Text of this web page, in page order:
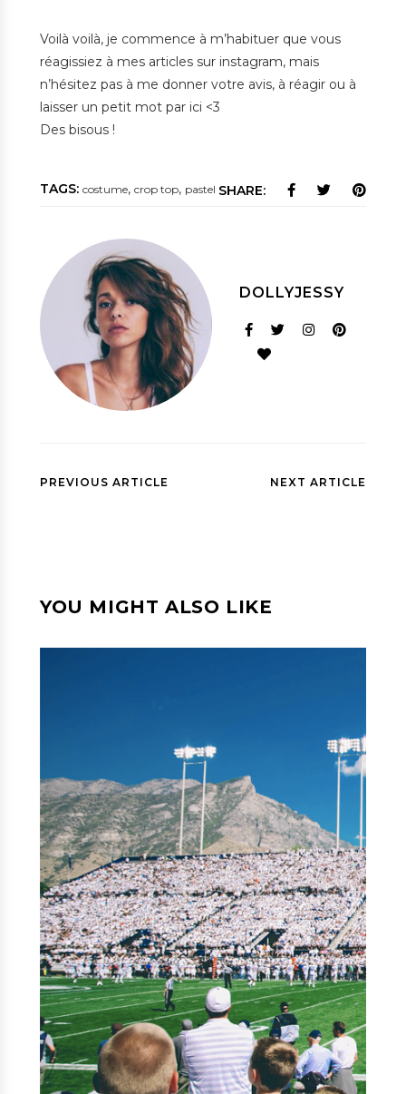
Voilà voilà, je commence à m’habituer que vous
réagissiez à mes articles sur instagram, mais
n’hésitez pas à me donner votre avis, à réagir ou à
laisser un petit mot par ici <3
Des bisous !
TAGS: costume, crop top, pastel SHARE:
DOLLYJESSY
PREVIOUS ARTICLE NEXT ARTICLE
YOU MIGHT ALSO LIKE